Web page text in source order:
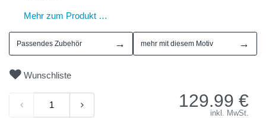
Mehr zum Produkt …
Passendes Zubehör → mehr mit diesem Motiv →
Wunschliste
129.99 €
inkl. MwSt.